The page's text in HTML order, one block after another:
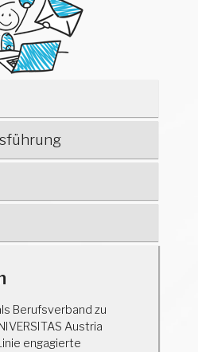
Berufsverband zu
Austria
engagierte